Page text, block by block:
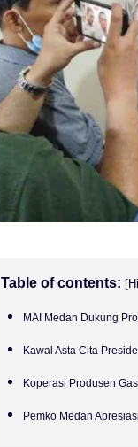
Table of contents:
MAI Medan Dukung
Kawal Asta Cita
Koperasi Produsen
Pemko Medan